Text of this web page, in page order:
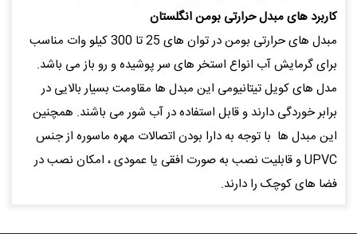
کاربرد های مبدل حرارتی بومن انگلستان
مبدل های حرارتی بومن در توان های 25 تا 300 کیلو وات مناسب
برای گرمایش آب انواع استخر های سر پوشیده و رو باز می باشد.
مدل های کویل تیتانیومی این مبدل ها مقاومت بسیار بالایی در
برابر خوردگی دارند و قابل استفاده در آب شور می باشند. همچنین
این مبدل ها با توجه به دارا بودن اتصالات مهره ماسوره از جنس
UPVC و قابلیت نصب به صورت افقی یا عمودی ، امکان نصب در
فضا های کوچک را دارند.